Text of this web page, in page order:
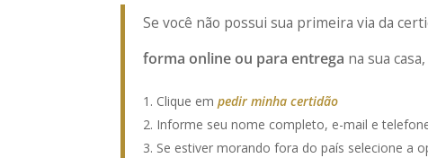
Se você não possui sua primeira via da
forma online ou para entrega na sua
Clique empedir minha certidão
Informe seu nome completo, e-mail e
Se estiver morando fora do país selecione a